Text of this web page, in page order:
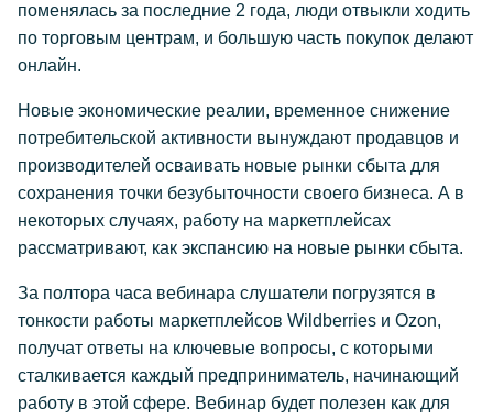
поменялась за последние 2 года, люди отвыкли ходить
по торговым центрам, и большую часть покупок делают
онлайн.
Новые экономические реалии, временное снижение
потребительской активности вынуждают продавцов и
производителей осваивать новые рынки сбыта для
сохранения точки безубыточности своего бизнеса. А в
некоторых случаях, работу на маркетплейсах
рассматривают, как экспансию на новые рынки сбыта.
За полтора часа вебинара слушатели погрузятся в
тонкости работы маркетплейсов Wildberries и Ozon,
получат ответы на ключевые вопросы, с которыми
сталкивается каждый предприниматель, начинающий
работу в этой сфере. Вебинар будет полезен как для